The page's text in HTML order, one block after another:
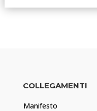
COLLEGAMENTI
Manifesto